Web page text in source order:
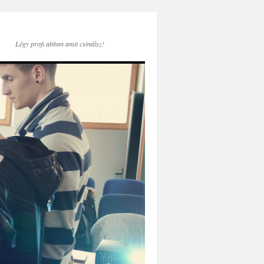
Légy profi abban amit csinálsz!